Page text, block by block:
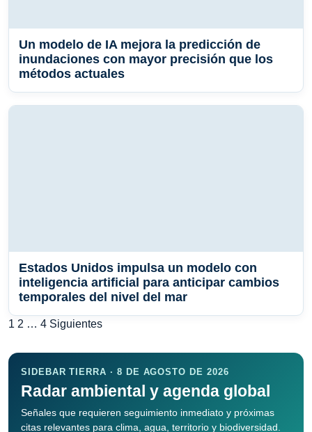
Un modelo de IA mejora la predicción de
inundaciones con mayor precisión que los
métodos actuales
Estados Unidos impulsa un modelo con
inteligencia artificial para anticipar cambios
temporales del nivel del mar
Paginación
de
entradas
1 2 … 4 Siguientes
SIDEBAR TIERRA · 8 DE AGOSTO DE 2026
Radar ambiental y agenda global
Señales que requieren seguimiento inmediato y próximas
citas relevantes para clima, agua, territorio y biodiversidad.